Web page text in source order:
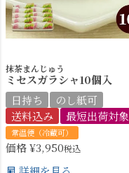
抹茶まんじゅう
ミセスガラシャ10個入
日持ち
のし紙可
送料込み
最短出荷対象
常温便（冷蔵可）
価格¥3,950税込